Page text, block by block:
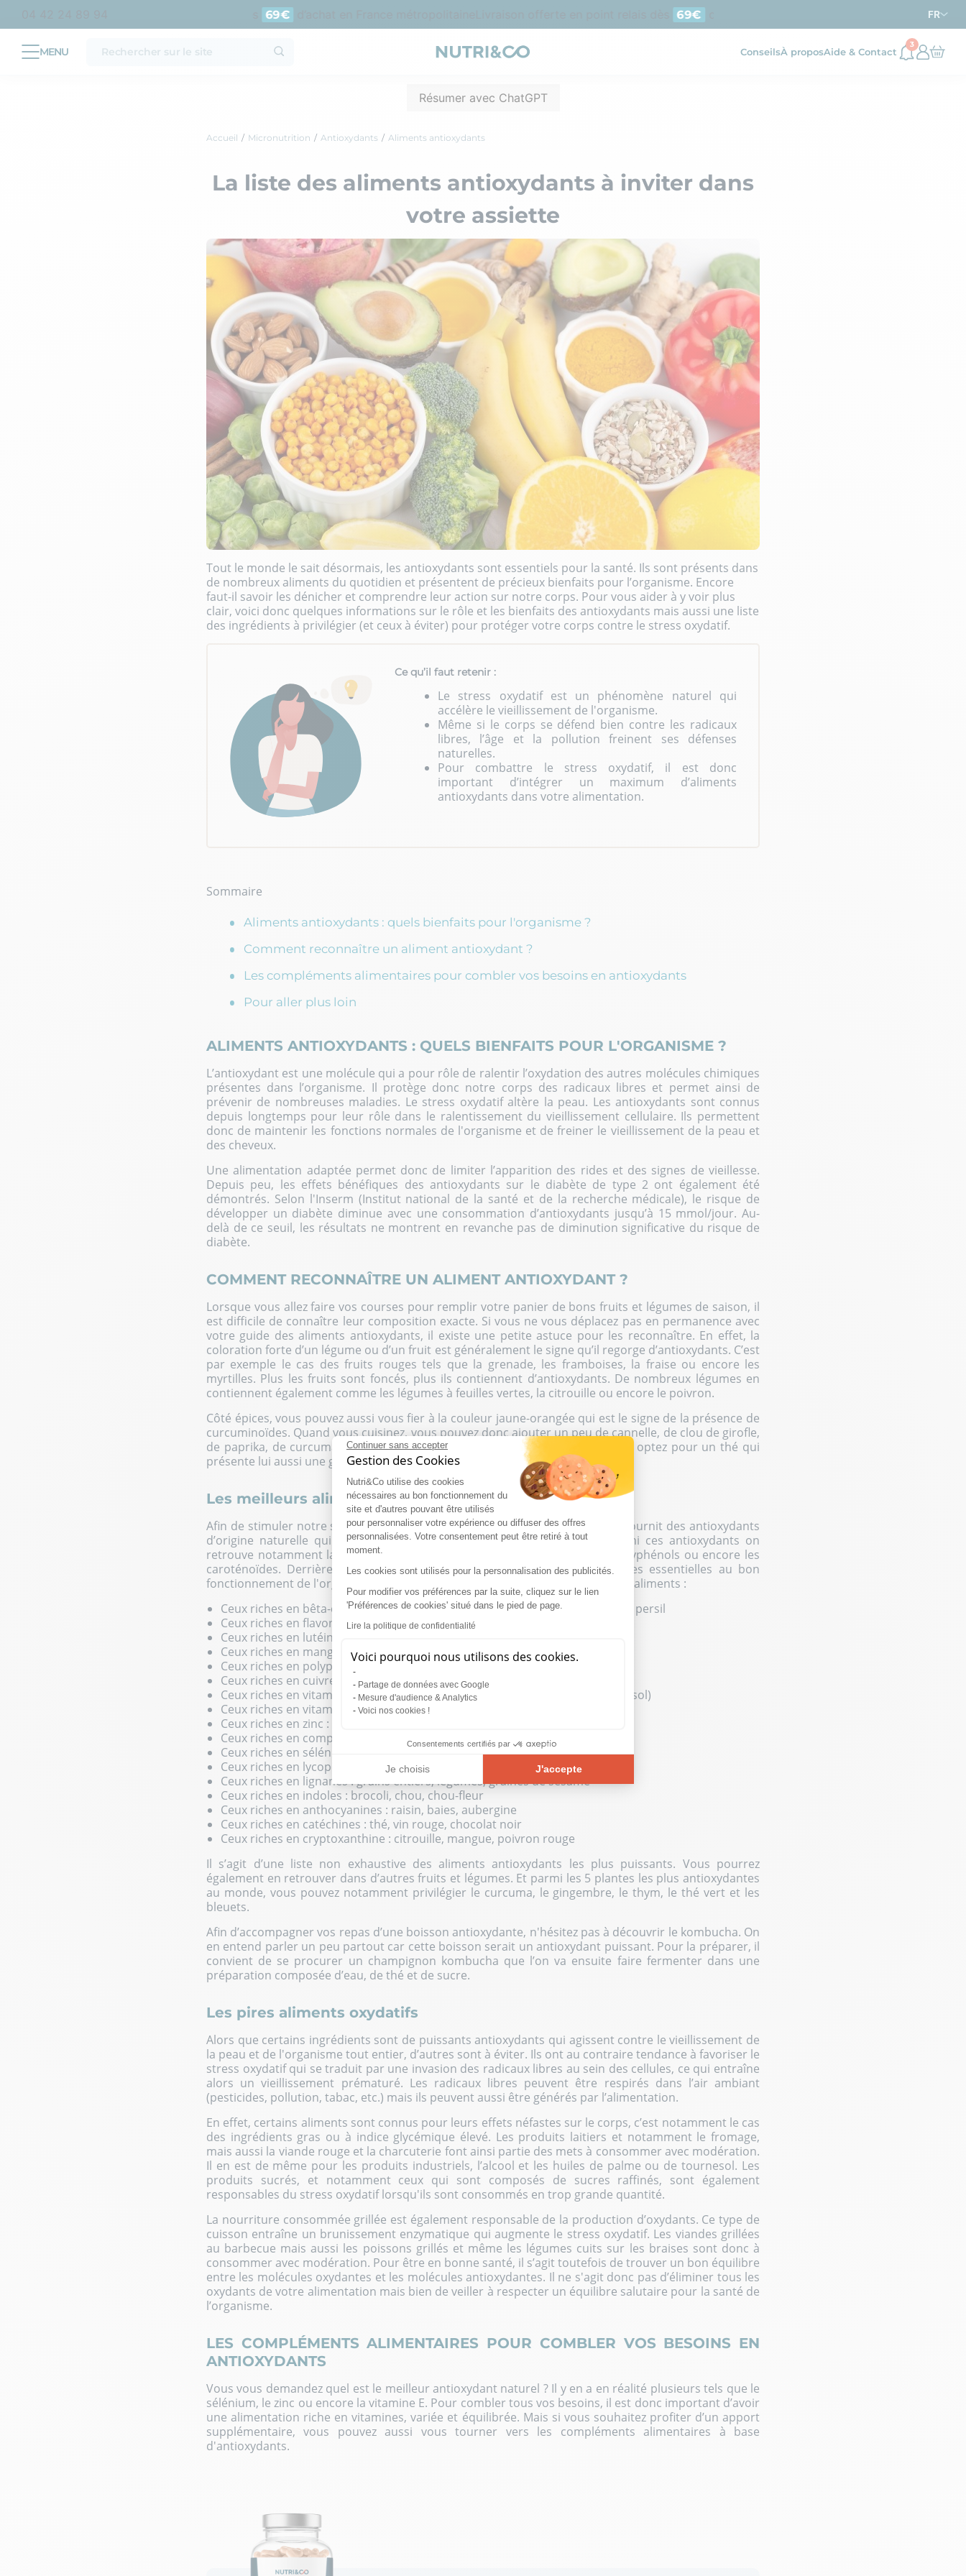
Continuer sans accepter
Gestion des Cookies
Nutri&Co utilise des cookies
nécessaires au bon fonctionnement du
site et d'autres pouvant être utilisés
pour personnaliser votre expérience ou diffuser des offres
personnalisées. Votre consentement peut être retiré à tout
moment.
Les cookies sont utilisés pour la personnalisation des publicités.
Pour modifier vos préférences par la suite, cliquez sur le lien
'Préférences de cookies' situé dans le pied de page.
Lire la politique de confidentialité
Voici pourquoi nous utilisons des cookies.
Partage de données avec Google
Mesure d'audience & Analytics
Voici nos cookies !
Consentements certifiés par
Je choisis J'accepte
Axeptio consent
Plateforme de Gestion du Consentement : Personnalisez vos Options
Notre plateforme vous permet d'adapter et de gérer vos paramètres de confidentialité, en garantissant la conformité avec
69€ d’achat en France métropolitaine 69€ d’achat en France métropolitaine FR
ConseilsÀ proposAide & Contact
3
Résumer avec ChatGPT
Accueil Micronutrition Antioxydants Aliments antioxydants
La liste des aliments antioxydants à inviter dans
votre assiette
Tout le monde le sait désormais, les antioxydants sont essentiels pour la santé. Ils sont présents dans
de nombreux aliments du quotidien et présentent de précieux bienfaits pour l’organisme. Encore
faut-il savoir les dénicher et comprendre leur action sur notre corps. Pour vous aider à y voir plus
clair, voici donc quelques informations sur le rôle et les bienfaits des antioxydants mais aussi une liste
des ingrédients à privilégier (et ceux à éviter) pour protéger votre corps contre le stress oxydatif.
Ce qu’il faut retenir :
Le stress oxydatif est un phénomène naturel qui
accélère le vieillissement de l'organisme.
Même si le corps se défend bien contre les radicaux
libres, l’âge et la pollution freinent ses défenses
naturelles.
Pour combattre le stress oxydatif, il est donc
important d’intégrer un maximum d’aliments
antioxydants dans votre alimentation.
Sommaire
Aliments antioxydants : quels bienfaits pour l'organisme ?
Comment reconnaître un aliment antioxydant ?
Les compléments alimentaires pour combler vos besoins en antioxydants
Pour aller plus loin
ALIMENTS ANTIOXYDANTS : QUELS BIENFAITS POUR L'ORGANISME ?
L’antioxydant est une molécule qui a pour rôle de ralentir l’oxydation des autres molécules chimiques
présentes dans l’organisme. Il protège donc notre corps des radicaux libres et permet ainsi de
prévenir de nombreuses maladies. Le stress oxydatif altère la peau. Les antioxydants sont connus
depuis longtemps pour leur rôle dans le ralentissement du vieillissement cellulaire. Ils permettent
donc de maintenir les fonctions normales de l'organisme et defreiner le vieillissement de la peau et
des cheveux.
Une alimentation adaptée permet donc de limiter l’apparition des rides et des signes de vieillesse.
Depuis peu, les effets bénéfiques des antioxydants sur le diabète de type 2 ont également été
démontrés. Selon l'Inserm (Institut national de la santé et de la recherche médicale), le risque de
développer un diabète diminue avec une consommation d’antioxydants jusqu’à 15 mmol/jour. Au-
delà de ce seuil, les résultats ne montrent en revanche pas de diminution significative du risque de
diabète.
COMMENT RECONNAÎTRE UN ALIMENT ANTIOXYDANT ?
Lorsque vous allez faire vos courses pour remplir votre panier de bons fruits et légumes de saison, il
est difficile de connaître leur composition exacte. Si vous ne vous déplacez pas en permanence avec
votre guide des aliments antioxydants, il existe une petite astuce pour les reconnaître. En effet, la
coloration forte d’un légume ou d’un fruit est généralement le signe qu’il regorge d’antioxydants. C’est
par exemple le cas des fruits rouges tels que la grenade, les framboises, la fraise ou encore les
myrtilles. Plus les fruits sont foncés, plus ils contiennent d’antioxydants. De nombreux légumes en
contiennent également comme les légumes à feuilles vertes, la citrouille ou encore le poivron.
Côté épices, vous pouvez aussi vous fier à la couleur jaune-orangée qui est le signe de la présence de
curcuminoïdes. Quand vous cuisinez, vous pouvez donc ajouter un peu de cannelle, de clou de girofle,
de paprika, de curcuma ou encore de gingembre. Et pour vous déshydrater, optez pour un thé qui
présente lui aussi une grande quantité d’antioxydants bons pour l'onanisme.
Les meilleurs aliments antioxydants naturels privilégier
Afin de stimuler notre système de défense interne, notre alimentation nous fournit des antioxydants
d’origine naturelle qui aident l’organisme à freiner le stress oxydatif. Parmi ces antioxydants on
retrouve notamment la vitamine C, la vitamine E, le zinc, le sélénium, les polyphénols ou encore les
caroténoïdes. Derrière ces noms un peu savants se cachent des molécules essentielles au bon
fonctionnement de l'organisme. Vous pouvez les retrouver dans de nombreux aliments :
Ceux riches en bêta-carotène : carottes, citrouille, abricot, mangue, épinard, persil
Ceux riches en flavonoïdes : thé vert, agrumes, pomme, vin rouge
Ceux riches en lutéine : légumes à feuilles vertes, artichaut, maïs
Ceux riches en manganèse : viande maigre, fruits de mer, fruits à coque, lait
Ceux riches en polyphénols : origan, thym, soja, fruits rouges
Ceux riches en cuivre : légumineuses, fruits de mer, abats, noisettes
Ceux riches en vitamine E : avocat, oléagineux, huiles végétales (soja, tournesol)
Ceux riches en vitamine C : agrumes, kiwi, baies, poivron, brocoli
Ceux riches en zinc : huîtres, œufs, abats, viande rouge
Ceux riches en composés soufrés des alliacés : oignon, ail, poireau
Ceux riches en sélénium : abats, fruits de mer, champignons crus
Ceux riches en lycopène : tomate, pastèque, pamplemousse rose
Ceux riches en lignanes : grains entiers, légumes, graines de sésame
Ceux riches en indoles : brocoli, chou, chou-fleur
Ceux riches en anthocyanines : raisin, baies, aubergine
Ceux riches en catéchines : thé, vin rouge, chocolat noir
Ceux riches en cryptoxanthine : citrouille, mangue, poivron rouge
Il s’agit d’une liste non exhaustive des aliments antioxydants les plus puissants. Vous pourrez
également en retrouver dans d’autres fruits et légumes. Et parmi les 5 plantes les plus antioxydantes
au monde, vous pouvez notamment privilégier le curcuma, le gingembre, le thym, le thé vert et les
bleuets.
Afin d’accompagner vos repas d’une boisson antioxydante, n'hésitez pas à découvrir le kombucha. On
en entend parler un peu partout car cette boisson serait un antioxydant puissant. Pour la préparer, il
convient de se procurer un champignon kombucha que l’on va ensuite faire fermenter dans une
préparation composée d’eau, de thé et de sucre.
Les pires aliments oxydatifs
Alors que certains ingrédients sont de puissants antioxydants qui agissent contre le vieillissement de
la peau et de l'organisme tout entier, d’autres sont à éviter. Ils ont au contraire tendance à favoriser le
stress oxydatif qui se traduit par une invasion des radicaux libres au sein des cellules, ce qui entraîne
alors un vieillissement prématuré. Les radicaux libres peuvent être respirés dans l’air ambiant
(pesticides, pollution, tabac, etc.) mais ils peuvent aussi être générés par l’alimentation.
En effet, certains aliments sont connus pour leurs effets néfastes sur le corps, c’est notamment le cas
des ingrédients gras ou à indice glycémique élevé. Les produits laitiers et notamment le fromage,
mais aussi la viande rouge et la charcuterie font ainsi partie des mets à consommer avec modération.
Il en est de même pour les produits industriels, l’alcool et les huiles de palme ou de tournesol. Les
produits sucrés, et notamment ceux qui sont composés de sucres raffinés, sont également
responsables du stress oxydatif lorsqu'ils sont consommés en trop grande quantité.
La nourriture consommée grillée est également responsable de la production d’oxydants. Ce type de
cuisson entraîne un brunissement enzymatique qui augmente le stress oxydatif. Les viandes grillées
au barbecue mais aussi les poissons grillés et même les légumes cuits sur les braises sont donc à
consommer avec modération. Pour être en bonne santé, il s’agit toutefois de trouver un bon équilibre
entre les molécules oxydantes et les molécules antioxydantes. Il ne s'agit donc pas d’éliminer tous les
oxydants de votre alimentation mais bien de veiller à respecter un équilibre salutaire pour la santé de
l’organisme.
LES COMPLÉMENTS ALIMENTAIRES POUR COMBLER VOS BESOINS EN
ANTIOXYDANTS
Vous vous demandez quel est le meilleur antioxydant naturel ? Il y en a en réalité plusieurs tels que le
sélénium, le zinc ou encore la vitamine E. Pour combler tous vos besoins, il est donc important d’avoir
une alimentation riche en vitamines, variée et équilibrée. Mais si vous souhaitez profiter d’un apport
supplémentaire, vous pouvez aussi vous tourner vers les compléments alimentaires à base
d'antioxydants.